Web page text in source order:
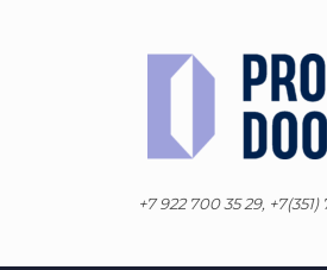
+7 922 700 35 29, +7(351)